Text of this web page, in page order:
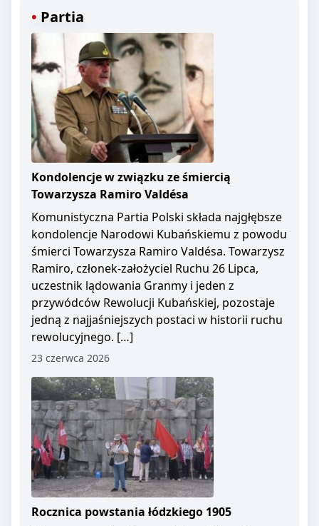
Partia
Kondolencje w związku ze śmiercią
Towarzysza Ramiro Valdésa
Komunistyczna Partia Polski składa najgłębsze
kondolencje Narodowi Kubańskiemu z powodu
śmierci Towarzysza Ramiro Valdésa. Towarzysz
Ramiro, członek-założyciel Ruchu 26 Lipca,
uczestnik lądowania Granmy i jeden z
przywódców Rewolucji Kubańskiej, pozostaje
jedną z najjaśniejszych postaci w historii ruchu
rewolucyjnego. […]
23 czerwca 2026
Rocznica powstania łódzkiego 1905